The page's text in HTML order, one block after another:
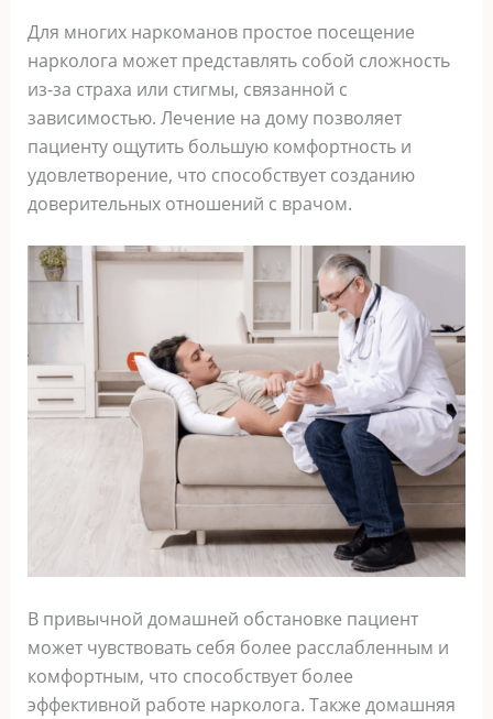
Для многих наркоманов простое посещение
нарколога может представлять собой сложность
из-за страха или стигмы, связанной с
зависимостью. Лечение на дому позволяет
пациенту ощутить большую комфортность и
удовлетворение, что способствует созданию
доверительных отношений с врачом.
В привычной домашней обстановке пациент
может чувствовать себя более расслабленным и
комфортным, что способствует более
эффективной работе нарколога. Также домашняя